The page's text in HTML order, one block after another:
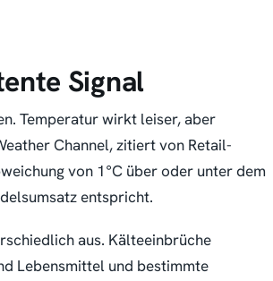
Signal
Temperatur wirkt leiser, aber
Channel, zitiert von Retail-
von 1°C über oder unter dem
entspricht.
aus. Kälteeinbrüche
Lebensmittel und bestimmte